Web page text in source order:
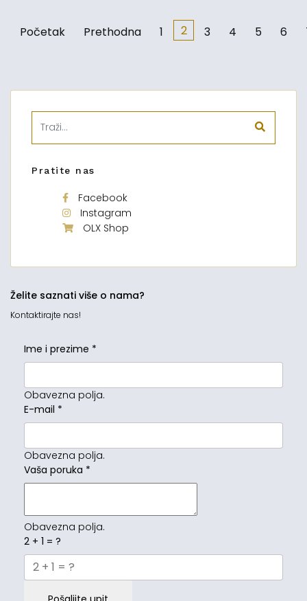
Početak Prethodna 1 2 3 4 5 6
Pratite nas
Facebook
Instagram
OLX Shop
Želite saznati više o nama?
Kontaktirajte nas!
Ime i prezime *
Obavezna polja.
E-mail *
Obavezna polja.
Vaša poruka *
Obavezna polja.
2 + 1 = ?